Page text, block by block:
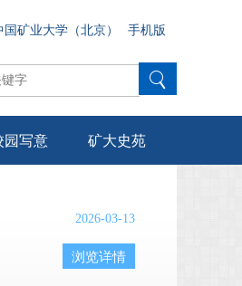
国矿业大学（北京） 手机版
园写意 矿大史苑
2026-03-13
浏览详情